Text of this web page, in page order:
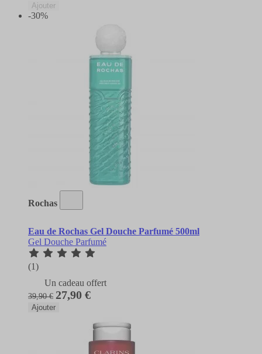
Ajouter
-30%
Rochas
Eau de Rochas Gel Douche Parfumé 500ml
Gel Douche Parfumé
(1)
Un cadeau offert
39,90 € 27,90 €
Ajouter